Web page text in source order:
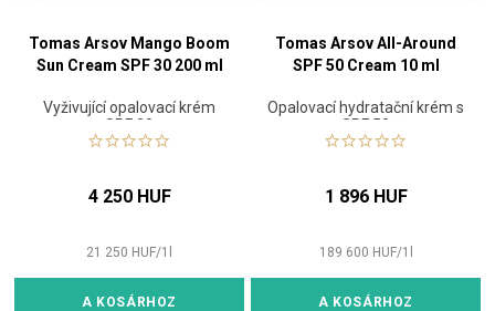
Tomas Arsov Mango Boom
Sun Cream SPF 30 200 ml
Vyživující opalovací krém
SPF 30
4 250 HUF
21 250 HUF/1
A KOSÁRHOZ
Tomas Arsov All-Around
SPF 50 Cream 10 ml
Opalovací hydratační krém s
SPF 50
1 896 HUF
189 600 HUF/1
A KOSÁRHOZ